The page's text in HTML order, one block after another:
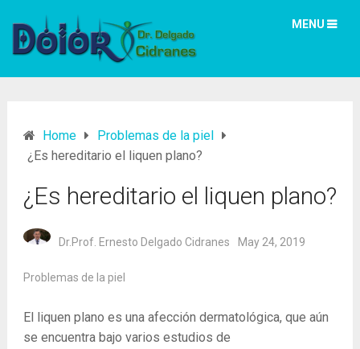
MENU
Home
Problemas de la piel
¿Es hereditario el liquen plano?
¿Es hereditario el liquen plano?
Dr.Prof. Ernesto Delgado Cidranes May 24, 2019
Problemas de la piel
El liquen plano es una afección dermatológica, que aún
se encuentra bajo varios estudios de